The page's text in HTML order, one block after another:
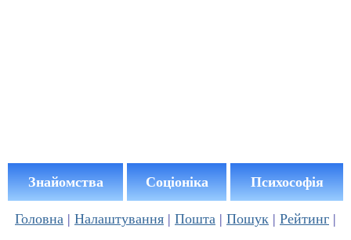
Знайомства Соціоніка Психософія
Головна | Налаштування | Пошта | Пошук | Рейтинг |